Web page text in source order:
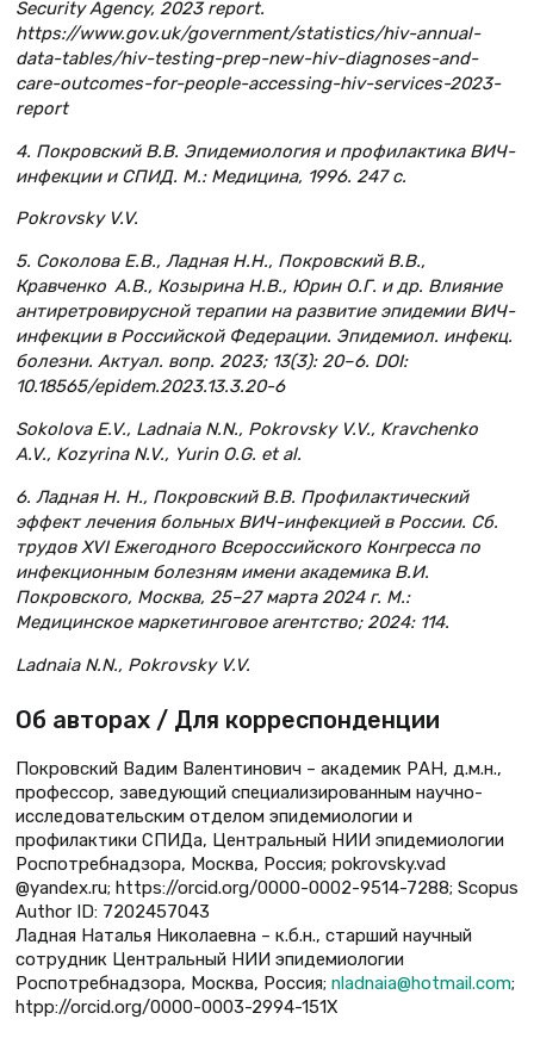
Security Agency, 2023 report.
https://www.gov.uk/government/statistics/hiv-annual-
data-tables/hiv-testing-prep-new-hiv-diagnoses-and-
care-outcomes-for-people-accessing-hiv-services-2023-
report
4. Покровский В.В. Эпидемиология и профилактика ВИЧ-
инфекции и СПИД. М.: Медицина, 1996. 247 с.
Pokrovsky V.V.
5. Соколова Е.В., Ладная Н.Н., Покровский В.В.,
Кравченко А.В., Козырина Н.В., Юрин О.Г. и др. Влияние
антиретровирусной терапии на развитие эпидемии ВИЧ-
инфекции в Российской Федерации. Эпидемиол. инфекц.
болезни. Актуал. вопр. 2023; 13(3): 20–6. DOI:
10.18565/epidem.2023.13.3.20-6
Sokolova E.V., Ladnaia N.N., Pokrovsky V.V., Kravchenko
A.V., Kozyrina N.V., Yurin O.G. et al.
6. Ладная Н. Н., Покровский В.В. Профилактический
эффект лечения больных ВИЧ-инфекцией в России. Сб.
трудов XVI Ежегодного Всероссийского Конгресса по
инфекционным болезням имени академика В.И.
Покровского, Москва, 25–27 марта 2024 г. М.:
Медицинское маркетинговое агентство; 2024: 114.
Ladnaia N.N., Pokrovsky V.V.
Об авторах / Для корреспонденции
Покровский Вадим Валентинович – академик РАН, д.м.н.,
профессор, заведующий специализированным научно-
исследовательским отделом эпидемиологии и
профилактики СПИДа, Центральный НИИ эпидемиологии
Роспотребнадзора, Москва, Россия; pokrovsky.vad
@yandex.ru; https://orcid.org/0000-0002-9514-7288; Scopus
Author ID: 7202457043
Ладная Наталья Николаевна – к.б.н., старший научный
сотрудник Центральный НИИ эпидемиологии
Роспотребнадзора, Москва, Россия; nladnaia@hotmail.com;
htpp://orcid.org/0000-0003-2994-151X